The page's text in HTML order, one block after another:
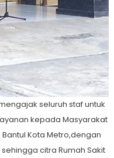
seluruh staf untuk
kepada Masyarakat
Kota Metro,dengan
citra Rumah Sakit